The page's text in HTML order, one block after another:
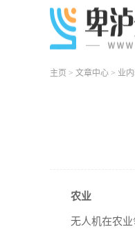
主页 > 文章中心 > 业
农业
无人机在农